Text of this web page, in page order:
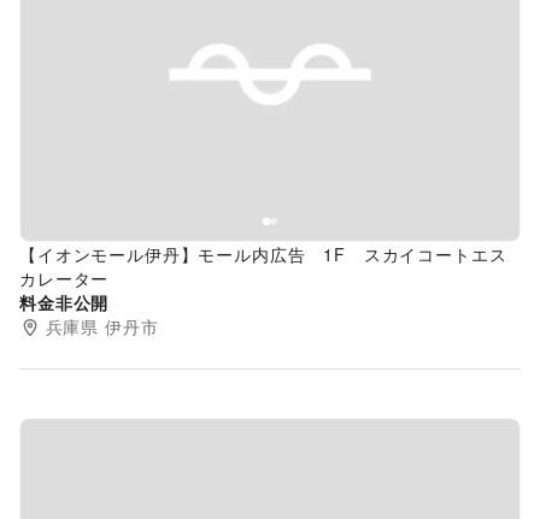
Previous slide
【イオンモール伊丹】モール内広告 1F スカイコートエス
カレーター
料金非公開
兵庫県 伊丹市